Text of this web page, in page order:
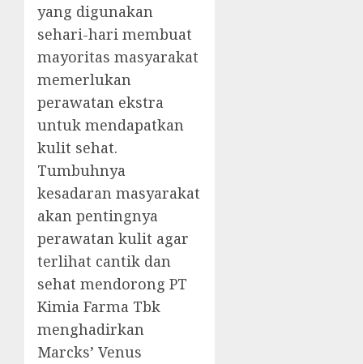
yang digunakan
sehari-hari membuat
mayoritas masyarakat
memerlukan
perawatan ekstra
untuk mendapatkan
kulit sehat.
Tumbuhnya
kesadaran masyarakat
akan pentingnya
perawatan kulit agar
terlihat cantik dan
sehat mendorong PT
Kimia Farma Tbk
menghadirkan
Marcks’ Venus